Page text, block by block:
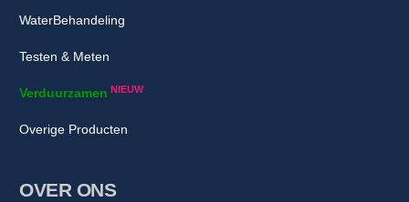
WaterBehandeling
Testen & Meten
Verduurzamen NIEUW
Overige Producten
OVER ONS